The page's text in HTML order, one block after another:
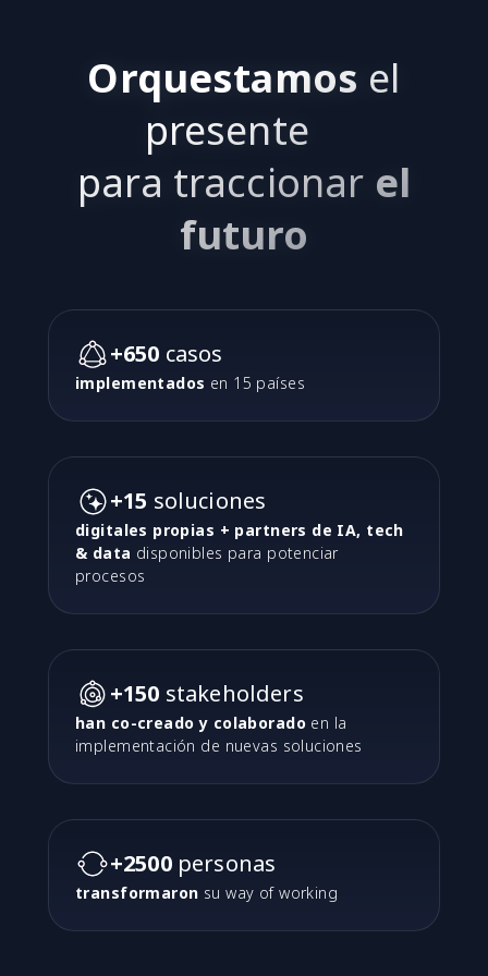
Orquestamos el
presente
para traccionar el
futuro
+650 casos
implementados en 15 países
+15 soluciones
digitales propias + partners de IA, tech
& data disponibles para potenciar
procesos
+150 stakeholders
han co-creado y colaborado en la
implementación de nuevas soluciones
+2500personas
transformaron su way of working